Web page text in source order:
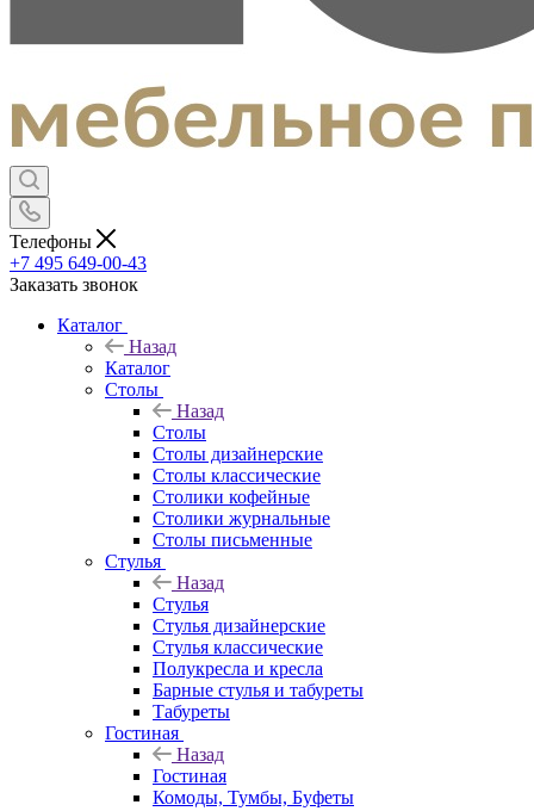
Телефоны
+7 495 649-00-43
Заказать звонок
Каталог
Назад
Каталог
Столы
Назад
Столы
Столы дизайнерские
Столы классические
Столики кофейные
Столики журнальные
Столы письменные
Стулья
Назад
Стулья
Стулья дизайнерские
Стулья классические
Полукресла и кресла
Барные стулья и табуреты
Табуреты
Гостиная
Назад
Гостиная
Комоды, Тумбы, Буфеты